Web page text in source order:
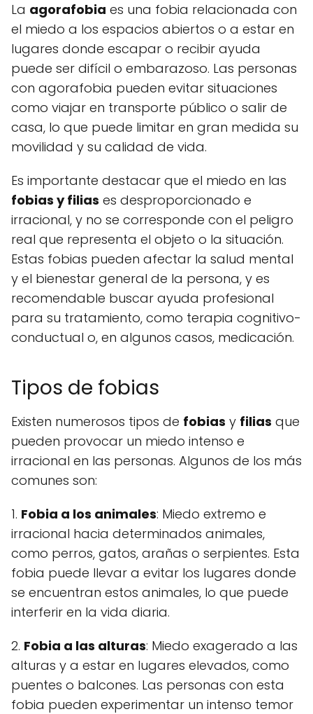
La agorafobia es una fobia relacionada con
el miedo a los espacios abiertos o a estar en
lugares donde escapar o recibir ayuda
puede ser difícil o embarazoso. Las personas
con agorafobia pueden evitar situaciones
como viajar en transporte público o salir de
casa, lo que puede limitar en gran medida su
movilidad y su calidad de vida.
Es importante destacar que el miedo en las
fobias y filias es desproporcionado e
irracional, y no se corresponde con el peligro
real que representa el objeto o la situación.
Estas fobias pueden afectar la salud mental
y el bienestar general de la persona, y es
recomendable buscar ayuda profesional
para su tratamiento, como terapia cognitivo-
conductual o, en algunos casos, medicación.
Tipos de fobias
Existen numerosos tipos de fobias y filias que
pueden provocar un miedo intenso e
irracional en las personas. Algunos de los más
comunes son:
1. Fobia a los animales: Miedo extremo e
irracional hacia determinados animales,
como perros, gatos, arañas o serpientes. Esta
fobia puede llevar a evitar los lugares donde
se encuentran estos animales, lo que puede
interferir en la vida diaria.
2. Fobia a las alturas: Miedo exagerado a las
alturas y a estar en lugares elevados, como
puentes o balcones. Las personas con esta
fobia pueden experimentar un intenso temor